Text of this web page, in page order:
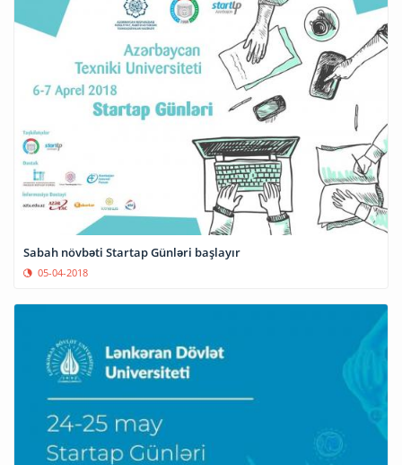
Sabah növbəti Startap Günləri başlayır
05-04-2018